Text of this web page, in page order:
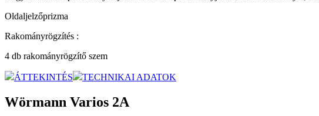
Oldaljelzőprizma
Rakományrögzítés :
4 db rakományrögzítő szem
ÁTTEKINTÉS TECHNIKAI ADATOK
Wörmann Varios 2A